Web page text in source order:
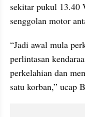
sekitar pukul 13.40
senggolan motor
“Jadi awal mula
perlintasan
perkelahian dan
satu korban,” ucap